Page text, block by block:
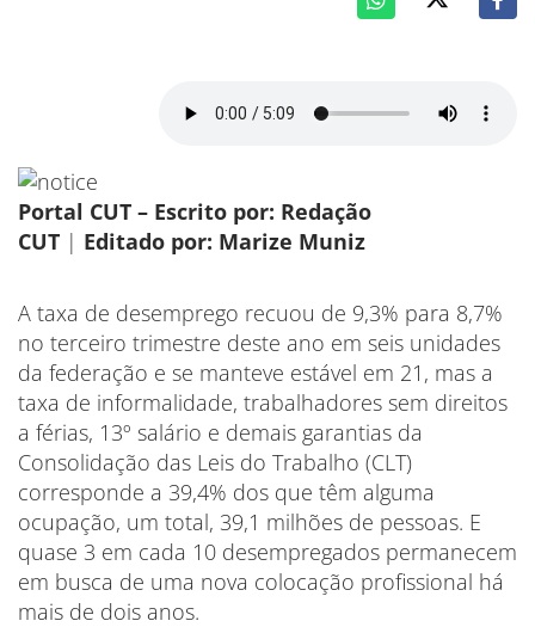
Portal CUT – Escrito por: Redação
CUT | Editado por: Marize Muniz
A taxa de desemprego recuou de 9,3% para 8,7%
no terceiro trimestre deste ano em seis unidades
da federação e se manteve estável em 21, mas a
taxa de informalidade, trabalhadores sem direitos
a férias, 13º salário e demais garantias da
Consolidação das Leis do Trabalho (CLT)
corresponde a 39,4% dos que têm alguma
ocupação, um total, 39,1 milhões de pessoas. E
quase 3 em cada 10 desempregados permanecem
em busca de uma nova colocação profissional há
mais de dois anos.